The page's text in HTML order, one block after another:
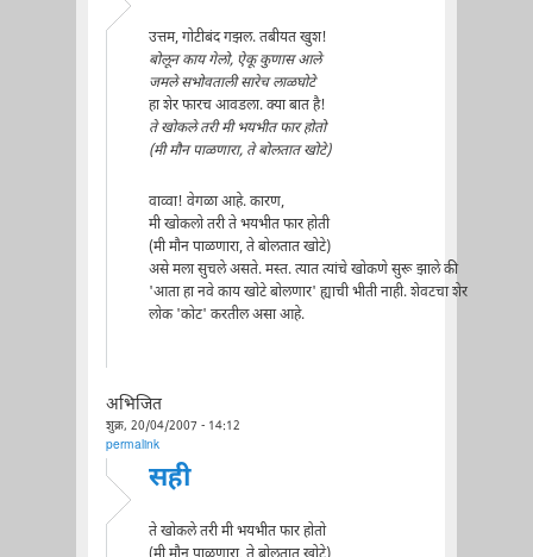
उत्तम, गोटीबंद गझल. तबीयत खुश!
बोलून काय गेलो, ऐकू कुणास आले
जमले सभोवताली सारेच लाळघोटे
हा शेर फारच आवडला. क्या बात है!
ते खोकले तरी मी भयभीत फार होतो
(मी मौन पाळणारा, ते बोलतात खोटे)
वाव्वा! वेगळा आहे. कारण,
मी खोकलो तरी ते भयभीत फार होती
(मी मौन पाळणारा, ते बोलतात खोटे)
असे मला सुचले असते. मस्त. त्यात त्यांचे खोकणे सुरू झाले की
'आता हा नवे काय खोटे बोलणार' ह्याची भीती नाही. शेवटचा शेर
लोक 'कोट' करतील असा आहे.
अभिजित
शुक्र, 20/04/2007 - 14:12
permalink
सही
ते खोकले तरी मी भयभीत फार होतो